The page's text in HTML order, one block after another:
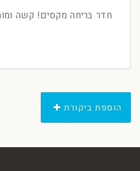
חדר בריחה מקסים! קשה
הוספת ביקורת